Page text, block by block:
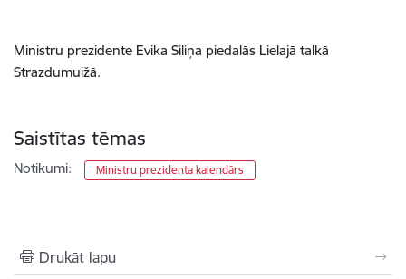
Ministru prezidente Evika Siliņa piedalās Lielajā talkā
Strazdumuižā.
Saistītas tēmas
Notikumi: Ministru prezidenta kalendārs
Drukāt lapu